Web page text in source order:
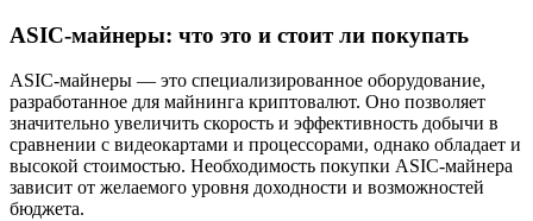
ASIC-майнеры: что это и стоит ли покупать
ASIC-майнеры — это специализированное оборудование,
разработанное для майнинга криптовалют. Оно позволяет
значительно увеличить скорость и эффективность добычи в
сравнении с видеокартами и процессорами, однако обладает и
высокой стоимостью. Необходимость покупки ASIC-майнера
зависит от желаемого уровня доходности и возможностей
бюджета.